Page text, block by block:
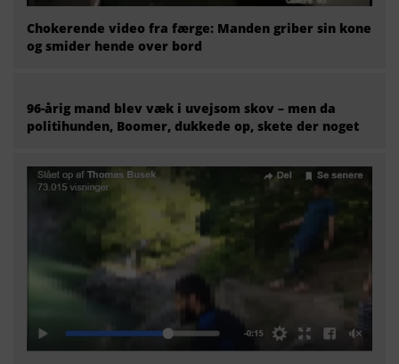
Chokerende video fra færge: Manden griber sin kone
og smider hende over bord
96-årig mand blev væk i uvejsom skov – men da
politihunden, Boomer, dukkede op, skete der noget